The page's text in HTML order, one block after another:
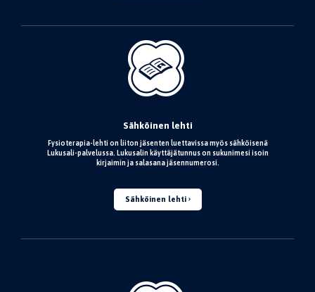
Sähköinen lehti
Fysioterapia-lehti on liiton jäsenten luettavissa myös sähköisenä
Lukusali-palvelussa. Lukusalin käyttäjätunnus on sukunimesi isoin
kirjaimin ja salasana jäsennumerosi.
Sähköinen lehti